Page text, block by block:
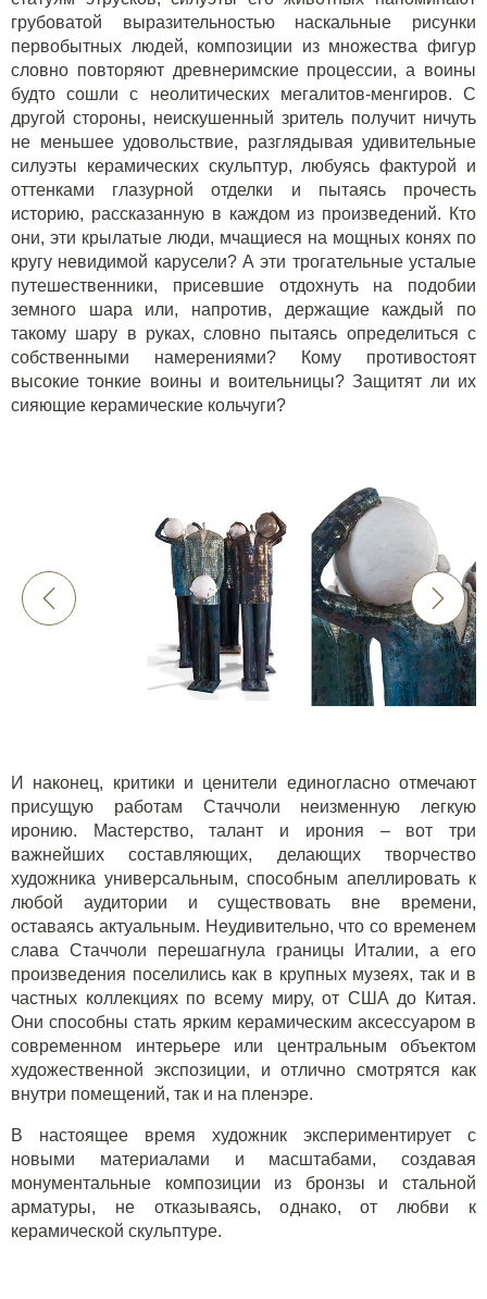
грубоватой выразительностью наскальные рисунки
первобытных людей, композиции из множества фигур
словно повторяют древнеримские процессии, а воины
будто сошли с неолитических мегалитов-менгиров. С
другой стороны, неискушенный зритель получит ничуть
не меньшее удовольствие, разглядывая удивительные
силуэты керамических скульптур, любуясь фактурой и
оттенками глазурной отделки и пытаясь прочесть
историю, рассказанную в каждом из произведений. Кто
они, эти крылатые люди, мчащиеся на мощных конях по
кругу невидимой карусели? А эти трогательные усталые
путешественники, присевшие отдохнуть на подобии
земного шара или, напротив, держащие каждый по
такому шару в руках, словно пытаясь определиться с
собственными намерениями? Кому противостоят
высокие тонкие воины и воительницы? Защитят ли их
сияющие керамические кольчуги?
И наконец, критики и ценители единогласно отмечают
присущую работам Стаччоли неизменную легкую
иронию. Мастерство, талант и ирония – вот три
важнейших составляющих, делающих творчество
художника универсальным, способным апеллировать к
любой аудитории и существовать вне времени,
оставаясь актуальным. Неудивительно, что со временем
слава Стаччоли перешагнула границы Италии, а его
произведения поселились как в крупных музеях, так и в
частных коллекциях по всему миру, от США до Китая.
Они способны стать ярким керамическим аксессуаром в
современном интерьере или центральным объектом
художественной экспозиции, и отлично смотрятся как
внутри помещений, так и на пленэре.
В настоящее время художник экспериментирует с
новыми материалами и масштабами, создавая
монументальные композиции из бронзы и стальной
арматуры, не отказываясь, однако, от любви к
керамической скульптуре.